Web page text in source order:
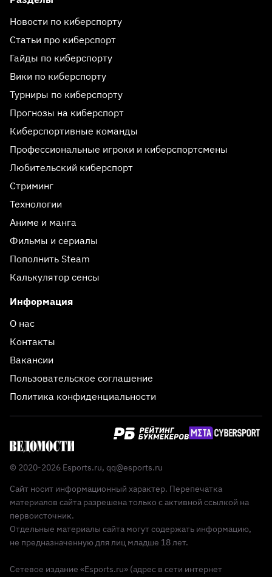
Новости по киберспорту
Статьи про киберспорт
Гайды по киберспорту
Вики по киберспорту
Турниры по киберспорту
Прогнозы на киберспорт
Киберспортивные команды
Профессиональные игроки и киберспортсмены
Любительский киберспорт
Стриминг
Технологии
Аниме и манга
Фильмы и сериалы
Пополнить Steam
Калькулятор сенсы
Информация
О нас
Контакты
Вакансии
Пользовательское соглашение
Политика конфиденциальности
© 2020-2026 Esports.ru, qq@esports.ru
Сайт носит информационный характер. Перепечатка
материалов сайта разрешена только с активной ссылкой на
первоисточник.
Отдельные материалы сайта могут содержать информацию,
не предназначенную для лиц младше 18 лет.
Сетевое издание «Esports.ru» (адрес в сети интернет